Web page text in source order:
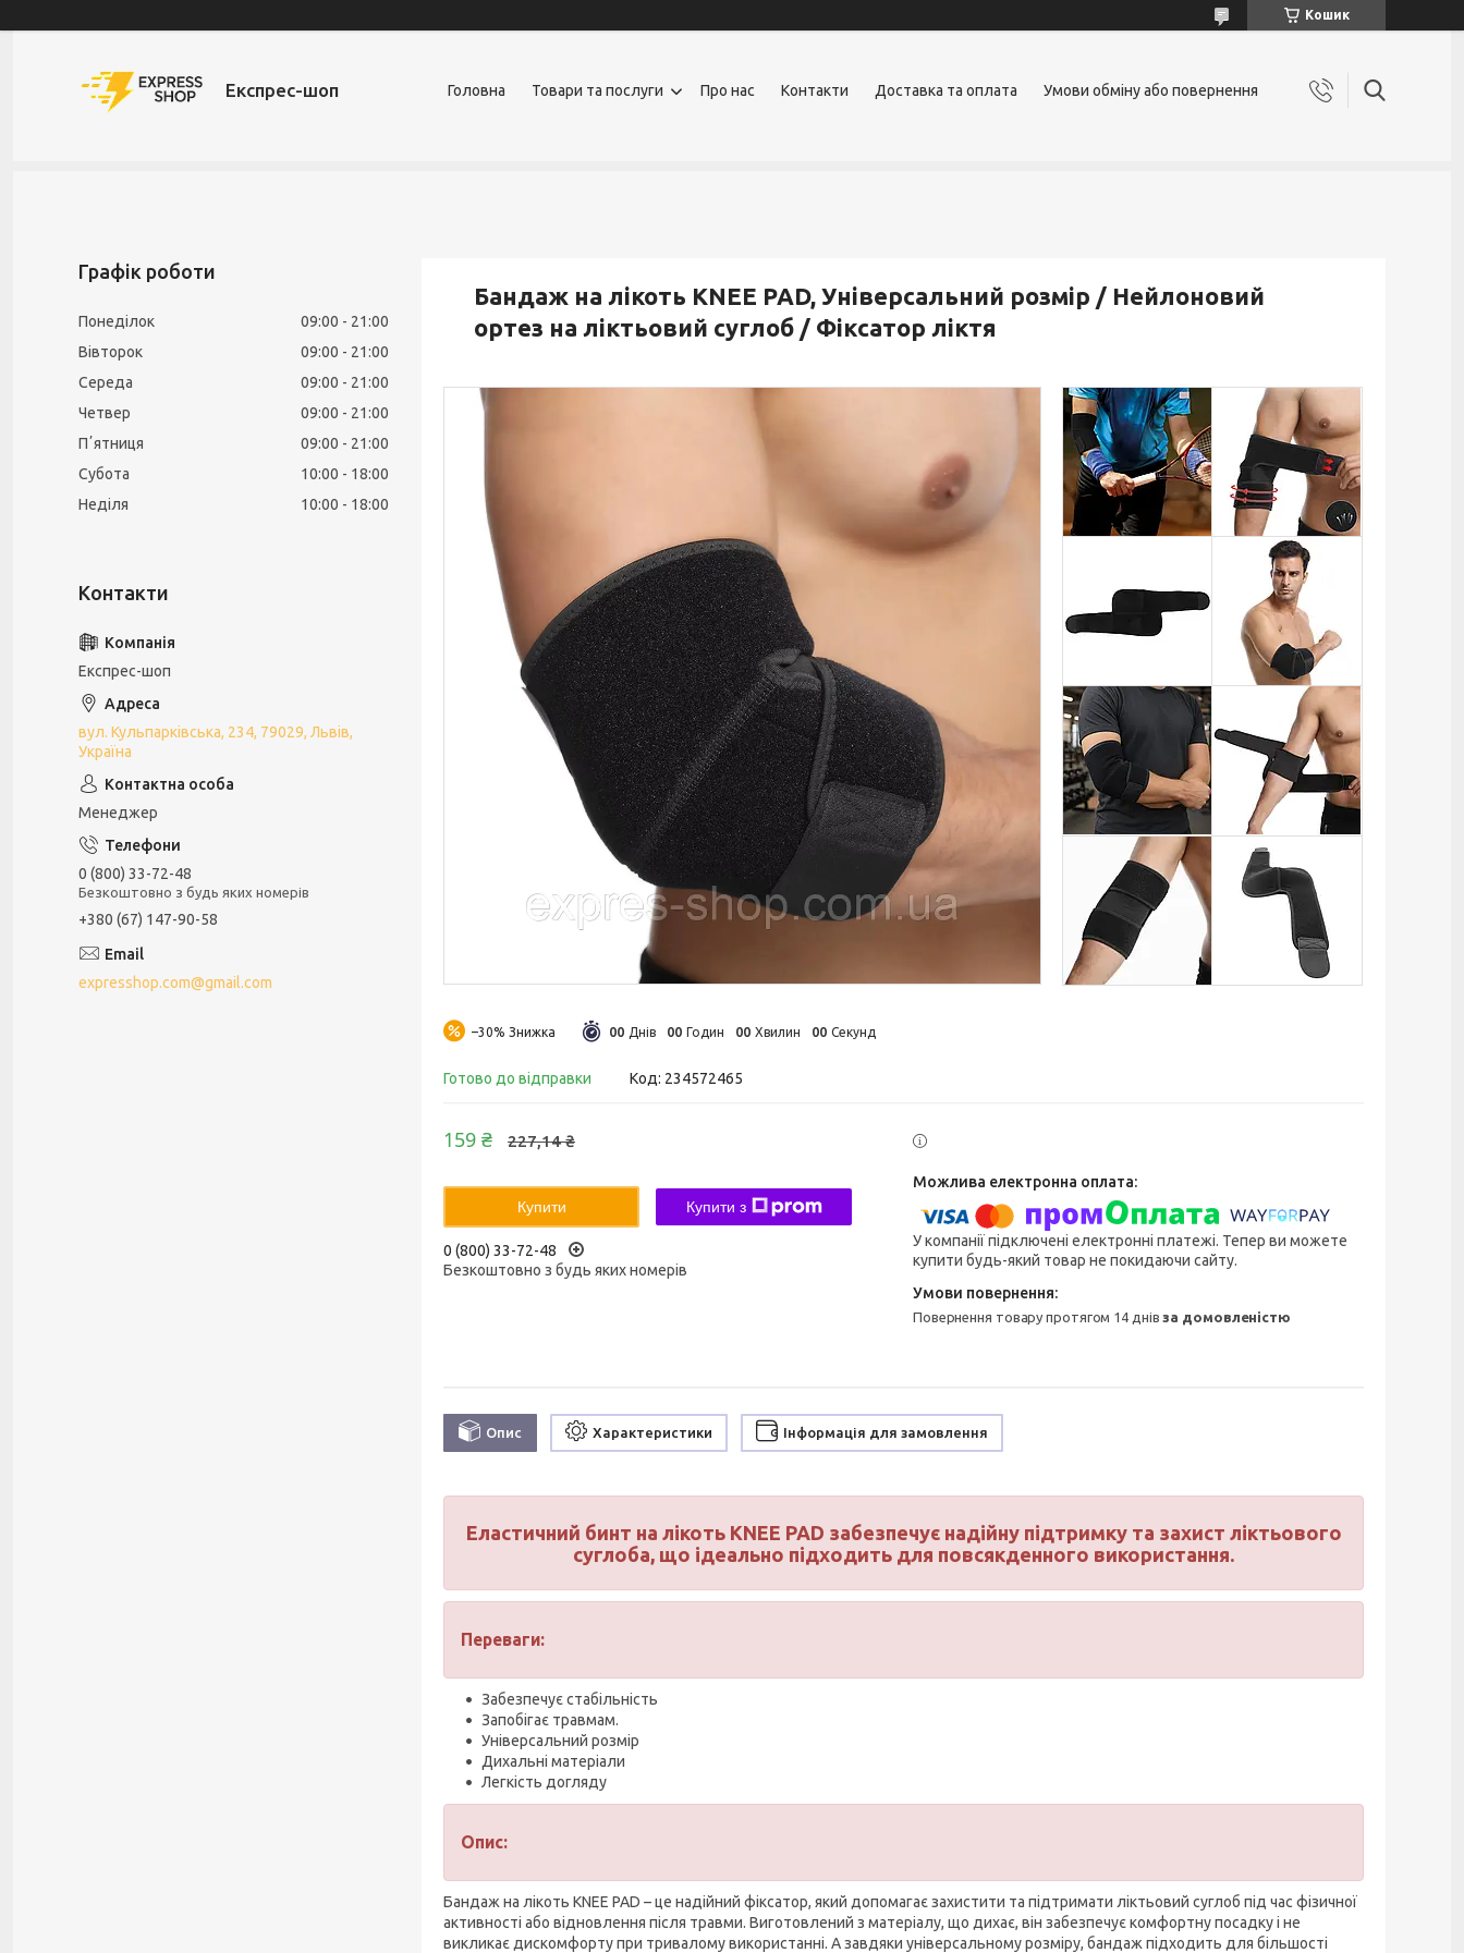
Кошик
Експрес-шоп Головна Товари та послуги Про нас Контакти Доставка та оплата Умови обміну або повернення
Бандаж на лікоть KNEE PAD, Універсальний розмір / Нейлоновий
ортез на ліктьовий суглоб / Фіксатор ліктя
–30% 00 Днів 00 Годин 00 Хвилин 00 Секунд
Готово до відправки Код: 234572465
227,14 ₴
159 ₴
Купити Купити з
0 (800) 33-72-48
Безкоштовно з будь яких номерів
У компанії підключені електронні платежі. Тепер ви можете
купити будь-який товар не покидаючи сайту.
повернення товару протягом 14 днівза домовленістю
Опис Характеристики Інформація для замовлення
Еластичний бинт на лікоть KNEE PAD забезпечує надійну підтримку та захист ліктьового
суглоба, що ідеально підходить для повсякденного використання.
Переваги:
Забезпечує стабільність
Запобігає травмам.
Універсальний розмір
Дихальні матеріали
Легкість догляду
Опис:
Бандаж на лікоть KNEE PAD – це надійний фіксатор, який допомагає захистити та підтримати ліктьовий суглоб під час фізичної
активності або відновлення після травми. Виготовлений з матеріалу, що дихає, він забезпечує комфортну посадку і не
викликає дискомфорту при тривалому використанні. А завдяки універсальному розміру, бандаж підходить для більшості
Графік роботи
Понеділок 09:00
21:00
Вівторок
09:00
21:00
Середа
09:00
21:00
Четвер
09:00
21:00
Пʼятниця
09:00
21:00
Субота
10:00
18:00
Неділя
10:00 18:00
Експрес-шоп
вул. Кульпарківська, 234, 79029, Львів,
Україна
Менеджер
0 (800) 33-72-48
Безкоштовно з будь яких номерів
+380 (67) 147-90-58
expresshop.com@gmail.com